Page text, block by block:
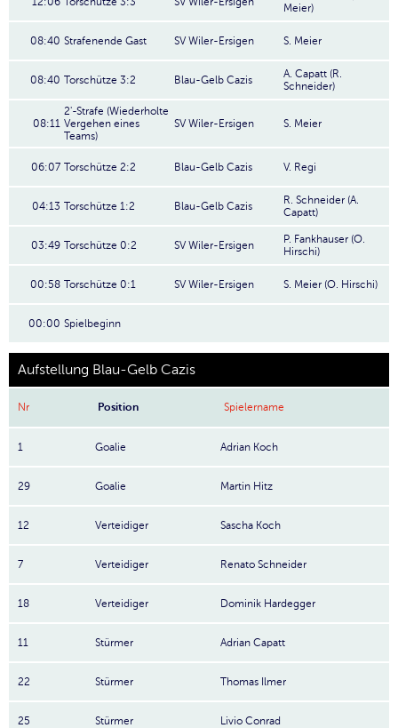
Meier)
08:40 Strafenende Gast SV Wiler-Ersigen S. Meier
08:40 Torschütze 3:2 Blau-Gelb Cazis
A. Capatt (R.
Schneider)
08:11
2'-Strafe (Wiederholte
Vergehen eines
Teams)
SV Wiler-Ersigen S. Meier
06:07 Torschütze 2:2 Blau-Gelb Cazis V. Regi
04:13 Torschütze 1:2 Blau-Gelb Cazis
R. Schneider (A.
Capatt)
03:49 Torschütze 0:2 SV Wiler-Ersigen
P. Fankhauser (O.
Hirschi)
00:58 Torschütze 0:1 SV Wiler-Ersigen S. Meier (O. Hirschi)
00:00 Spielbeginn
Aufstellung Blau-Gelb Cazis
Nr Position Spielername
1 Goalie Adrian Koch
29 Goalie Martin Hitz
12 Verteidiger Sascha Koch
7 Verteidiger Renato Schneider
18 Verteidiger Dominik Hardegger
11 Stürmer Adrian Capatt
22 Stürmer Thomas Ilmer
25 Stürmer Livio Conrad